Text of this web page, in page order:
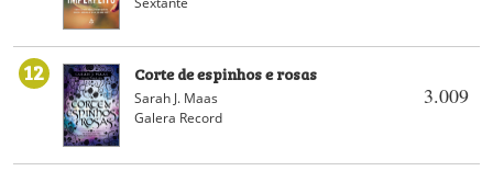
12
3.009
Corte de espinhos e rosas
Sarah J. Maas
Galera Record